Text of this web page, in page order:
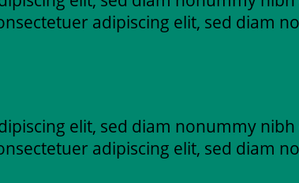
adipiscing elit, sed diam
elit, sed diam nonummy
adipiscing elit, sed diam